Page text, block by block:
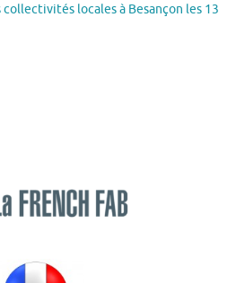
collectivités locales à Besançon les 13